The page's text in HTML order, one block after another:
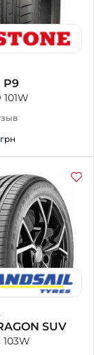
P9
грн
SUV
103W